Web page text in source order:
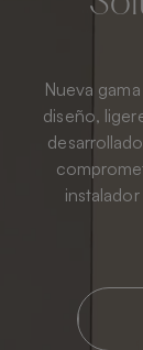
Nueva
diseño,